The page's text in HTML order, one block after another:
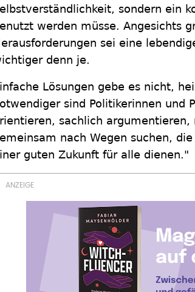
sondern ein
werden müsse. Angesichts
sei eine
denn je.
Lösungen gebe es nicht,
sind Politikerinnen und
sachlich
nach Wegen suchen,
guten Zukunft für alle dienen."